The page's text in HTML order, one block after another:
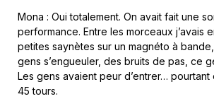
Mona : Oui totalement. On avait fait une
performance. Entre les morceaux j’avais
petites saynètes sur un magnéto à
gens s’engueuler, des bruits de pas, ce
Les gens avaient peur d’entrer… pourtant
45 tours.